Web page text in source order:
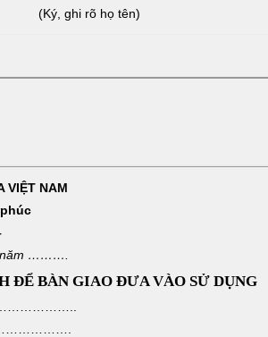
(Ký, ghi rõ họ tên)
VIỆT NAM
……….
ĐỂ BÀN GIAO ĐƯA VÀO SỬ DỤNG